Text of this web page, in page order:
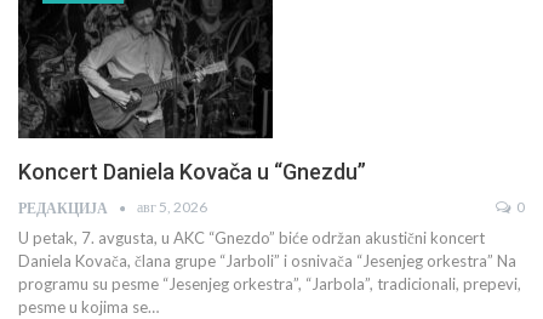
Koncert Daniela Kovača u “Gnezdu”
РЕДАКЦИЈА авг 5, 2026 0
U petak, 7. avgusta, u AKC “Gnezdo” biće održan akustični koncert
Daniela Kovača, člana grupe “Jarboli” i osnivača “Jesenjeg orkestra” Na
programu su pesme “Jesenjeg orkestra”, “Jarbola”, tradicionali, prepevi,
pesme u kojima se…